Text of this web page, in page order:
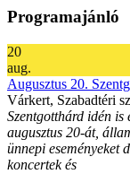
Programajánló
20
aug.
Augusztus 20.
Várkert, Szabadtéri
Szentgotthárd idén is
augusztus 20-át,
ünnepi eseményeket
koncertek és